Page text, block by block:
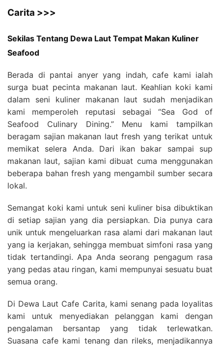
Carita >>>
Sekilas Tentang Dewa Laut Tempat Makan Kuliner
Seafood
Berada di pantai anyer yang indah, cafe kami ialah
surga buat pecinta makanan laut. Keahlian koki kami
dalam seni kuliner makanan laut sudah menjadikan
kami memperoleh reputasi sebagai “Sea God of
Seafood Culinary Dining.” Menu kami tampilkan
beragam sajian makanan laut fresh yang terikat untuk
memikat selera Anda. Dari ikan bakar sampai sup
makanan laut, sajian kami dibuat cuma menggunakan
beberapa bahan fresh yang mengambil sumber secara
lokal.
Semangat koki kami untuk seni kuliner bisa dibuktikan
di setiap sajian yang dia persiapkan. Dia punya cara
unik untuk mengeluarkan rasa alami dari makanan laut
yang ia kerjakan, sehingga membuat simfoni rasa yang
tidak tertandingi. Apa Anda seorang pengagum rasa
yang pedas atau ringan, kami mempunyai sesuatu buat
semua orang.
Di Dewa Laut Cafe Carita, kami senang pada loyalitas
kami untuk menyediakan pelanggan kami dengan
pengalaman bersantap yang tidak terlewatkan.
Suasana cafe kami tenang dan rileks, menjadikannya